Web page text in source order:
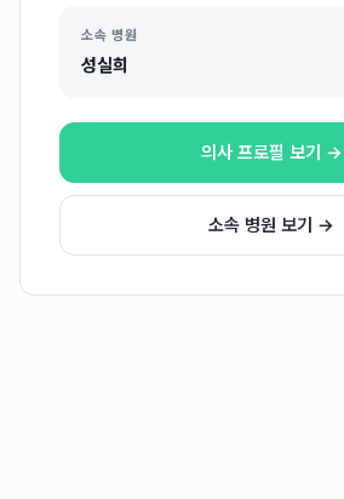
소속 병원
성실희
의사 프로필 보기 →
소속 병원 보기 →